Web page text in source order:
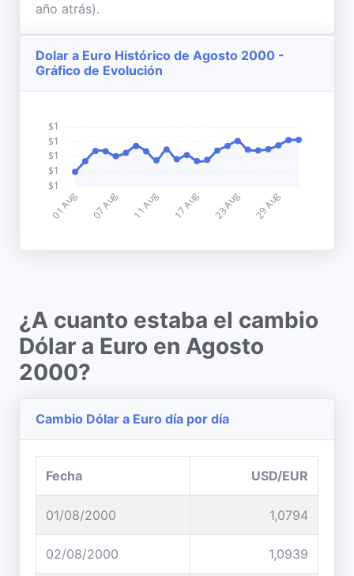
año atrás).
Dolar a Euro Histórico de Agosto 2000 -
Gráfico de Evolución
¿A cuanto estaba el cambio
Dólar a Euro en Agosto
2000?
Cambio Dólar a Euro día por día
Fecha USD/EUR
01/08/2000 1,0794
02/08/2000 1,0939